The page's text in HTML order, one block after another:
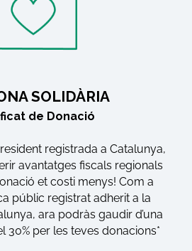
SOLIDÀRIA
de Donació
registrada a Catalunya,
avantatges fiscals regionals
et costi menys! Com a
públic registrat adherit a la
ara podràs gaudir d’una
30% per les teves donacions*